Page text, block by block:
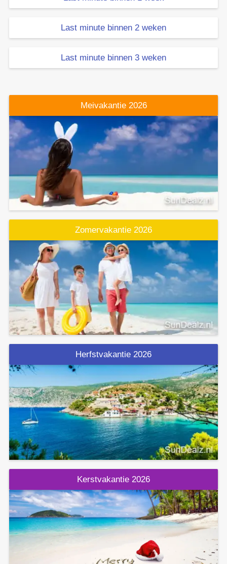
Last minute binnen 2 weken
Last minute binnen 3 weken
Meivakantie 2026
Zomervakantie 2026
Herfstvakantie 2026
Kerstvakantie 2026